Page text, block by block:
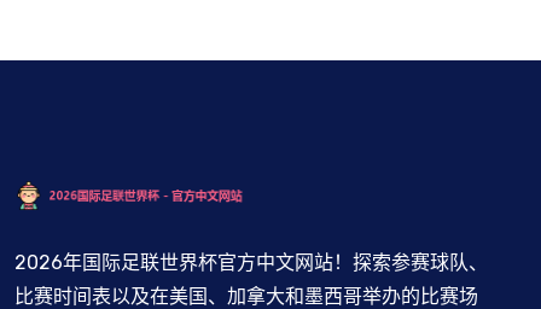
2026年国际足联世界杯官方中文网站！探索参赛球队、
比赛时间表以及在美国、加拿大和墨西哥举办的比赛场